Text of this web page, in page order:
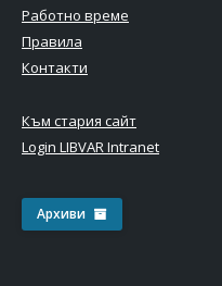
Работно време
Правила
Контакти
Към стария сайт
Login LIBVAR Intranet
Архиви